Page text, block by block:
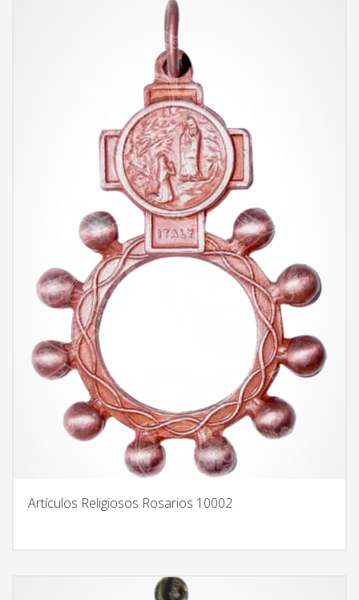
Artículos Religiosos Rosarios 10002